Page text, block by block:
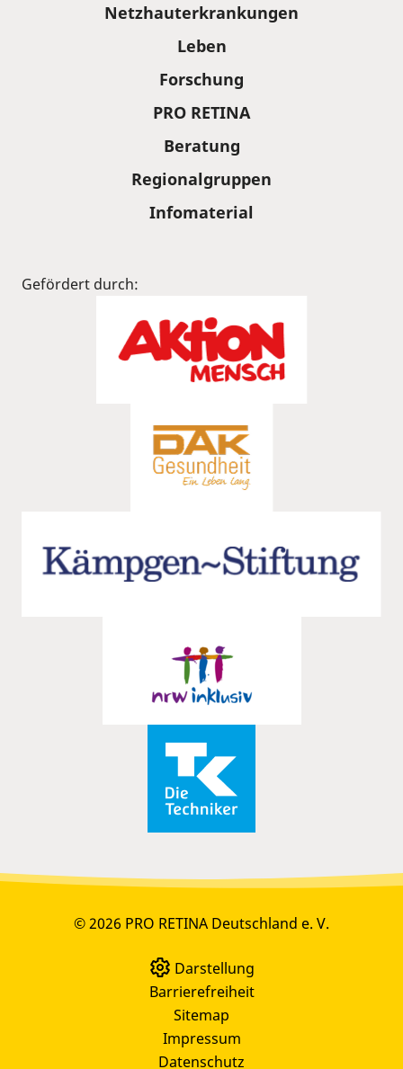
Netzhauterkrankungen
Leben
Forschung
PRO RETINA
Beratung
Regionalgruppen
Infomaterial
Gefördert durch:
© 2026 PRO RETINA Deutschland e. V.
Darstellung
Barrierefreiheit
Sitemap
Impressum
Datenschutz